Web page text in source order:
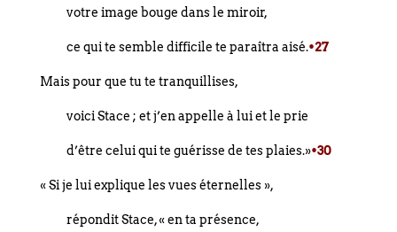
votre image bouge dans le miroir,
ce qui te semble difficile te paraîtra aisé.•27
Mais pour que tu te tranquillises,
voici Stace ; et j’en appelle à lui et le prie
d’être celui qui te guérisse de tes plaies.»•30
« Si je lui explique les vues éternelles »,
répondit Stace, « en ta présence,